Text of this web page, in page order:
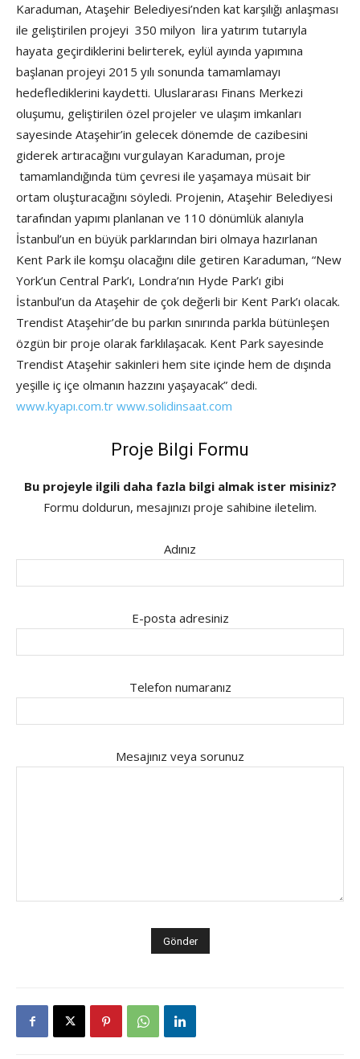
Karaduman, Ataşehir Belediyesi’nden kat karşılığı anlaşması
ile geliştirilen projeyi 350 milyon lira yatırım tutarıyla
hayata geçirdiklerini belirterek, eylül ayında yapımına
başlanan projeyi 2015 yılı sonunda tamamlamayı
hedeflediklerini kaydetti. Uluslararası Finans Merkezi
oluşumu, geliştirilen özel projeler ve ulaşım imkanları
sayesinde Ataşehir’in gelecek dönemde de cazibesini
giderek artıracağını vurgulayan Karaduman, proje
tamamlandığında tüm çevresi ile yaşamaya müsait bir
ortam oluşturacağını söyledi. Projenin, Ataşehir Belediyesi
tarafından yapımı planlanan ve 110 dönümlük alanıyla
İstanbul’un en büyük parklarından biri olmaya hazırlanan
Kent Park ile komşu olacağını dile getiren Karaduman, “New
York’un Central Park’ı, Londra’nın Hyde Park’ı gibi
İstanbul’un da Ataşehir de çok değerli bir Kent Park’ı olacak.
Trendist Ataşehir’de bu parkın sınırında parkla bütünleşen
özgün bir proje olarak farklılaşacak. Kent Park sayesinde
Trendist Ataşehir sakinleri hem site içinde hem de dışında
yeşille iç içe olmanın hazzını yaşayacak” dedi.
www.kyapı.com.tr www.solidinsaat.com
Proje Bilgi Formu
Bu projeyle ilgili daha fazla bilgi almak ister misiniz?
Formu doldurun, mesajınızı proje sahibine iletelim.
Adınız
E-posta adresiniz
Telefon numaranız
Mesajınız veya sorunuz